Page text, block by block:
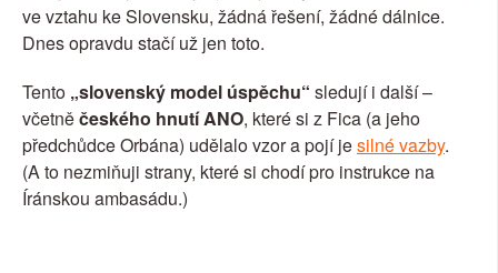
ve vztahu ke Slovensku, žádná řešení, žádné dálnice.
Dnes opravdu stačí už jen toto.
Tento „slovenský model úspěchu“ sledují i další –
včetně českého hnutí ANO, které si z Fica (a jeho
předchůdce Orbána) udělalo vzor a pojí je silné vazby.
(A to nezmiňuji strany, které si chodí pro instrukce na
Íránskou ambasádu.)